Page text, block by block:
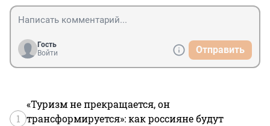
Гость
Войти
Отправить
1
«Туризм не прекращается, он
трансформируется»: как россияне будут